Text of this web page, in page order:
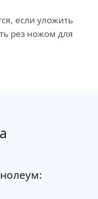
если уложить
рез ножом для